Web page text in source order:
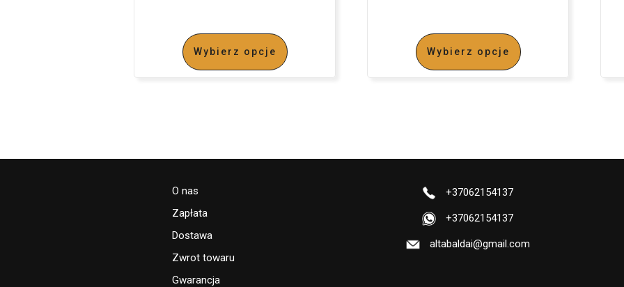
Wybierz opcje Wybierz opcje
O nas
Zapłata
Dostawa
Zwrot towaru
Gwarancja
+37062154137
+37062154137
altabaldai@gmail.com